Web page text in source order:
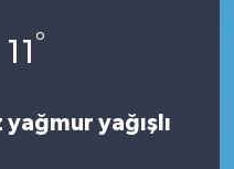
11 °
yağışlı